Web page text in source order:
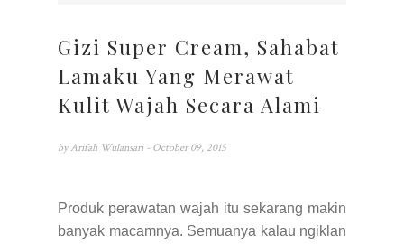
Gizi Super Cream, Sahabat
Lamaku Yang Merawat
Kulit Wajah Secara Alami
by Arifah Wulansari - October 09, 2015
Produk perawatan wajah itu sekarang makin
banyak macamnya. Semuanya kalau ngiklan